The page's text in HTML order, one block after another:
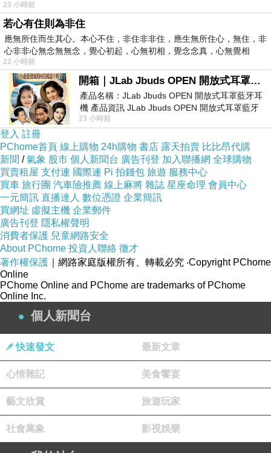
商品網址
http://www.momoshop.com.tw/goods/GoodsDet
ail.jsp?
i_code=2061659&memid=6000000188&cid=a
puad&oid=1&osm=league
商品訊息功能:
品號：2061659
◆特殊PU皮革材質
◆具多角度可立式設計，
依需求調整觀看角度
◆磁扣設計，有效保護平板電腦
◆三種色彩可選擇
23 小時前
若心有住則為非住
應無所住而生其心。本心不住，非住非非住，應生無所住心，無住，非
心非非心無念無無念，覺心初起，心無初相，覺念念真，心無覺相
22 小時前
開箱｜JLab Jbuds OPEN 開放式耳罩藍牙耳機 - 設計美學，輕巧、透氣、環境音全物理達成！
產品名稱：JLab Jbuds OPEN 開放式耳罩藍牙耳
機 產品資訊 JLab Jbuds OPEN 開放式耳罩藍牙
耳機評語：非常有特色，值得喜愛美型工
23 小時前
登入 註冊
PChome首頁 線上購物 24h購物 書店 露天拍賣 比比昂代購
新聞 /氣象 股市 個人新聞台 廣告刊登 加入聯播網 全球購物
買賣租屋 支付連 國際連 Pi 拍錢包 旅遊 服務中心
買車 旅行團 汽車險推薦 線上麻將 雜誌 星座命理 會員中心
一元簡訊 直播達人 數位憑證 企業簡訊
買網址 虛擬主機 企業郵件
廣告刊登 隱私權聲明
消費者保護 兒童網路安全
About PChome 投資人聯絡 徵才
著作權保護 ｜網路家庭版權所有、轉載必究 ‧Copyright PChome
Online
PChome Online and PChome are trademarks of PChome
Online Inc.
個人新聞台
快速發文 最新文章
心情雜記 美食饗宴
藝文欣賞 旅遊玩家
社會萬象 影視娛樂